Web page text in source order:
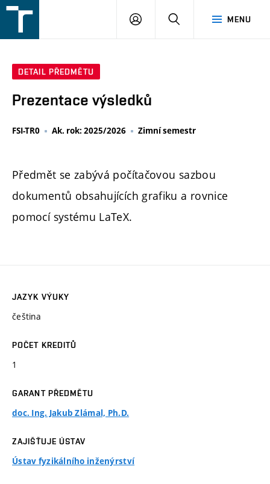
v
MENU
PŘIHLÁŠENÍ
DETAIL PŘEDMĚTU
Prezentace výsledků
FSI-TR0 Ak. rok: 2025/2026 Zimní semestr
Předmět se zabývá počítačovou sazbou
dokumentů obsahujících grafiku a rovnice
pomocí systému LaTeX.
JAZYK VÝUKY
čeština
POČET KREDITŮ
1
GARANT PŘEDMĚTU
doc. Ing. Jakub Zlámal, Ph.D.
ZAJIŠŤUJE ÚSTAV
Ústav fyzikálního inženýrství